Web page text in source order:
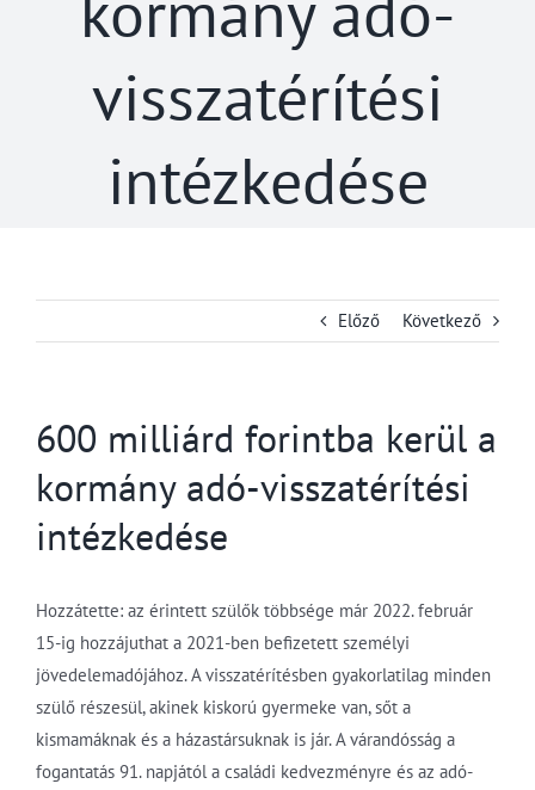
visszatérítési
intézkedése
Előző Következő
600 milliárd forintba kerül a
kormány adó-visszatérítési
intézkedése
Hozzátette: az érintett szülők többsége már 2022. február
15-ig hozzájuthat a 2021-ben befizetett személyi
jövedelemadójához. A visszatérítésben gyakorlatilag minden
szülő részesül, akinek kiskorú gyermeke van, sőt a
kismamáknak és a házastársuknak is jár. A várandósság a
fogantatás 91. napjától a családi kedvezményre és az adó-